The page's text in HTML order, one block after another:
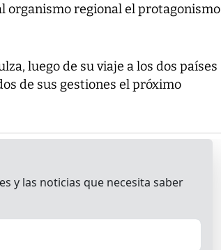
organismo regional el protagonismo
luego de su viaje a los dos países
de sus gestiones el próximo